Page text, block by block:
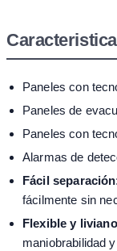
Paneles con
Paneles de
Paneles con
Alarmas de
Fácil
fácilmente sin
Flexible y
maniobrabilidad